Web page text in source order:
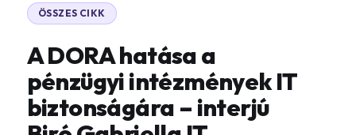
ÖSSZES CIKK
A DORA hatása a
pénzügyi intézmények IT
biztonságára – interjú